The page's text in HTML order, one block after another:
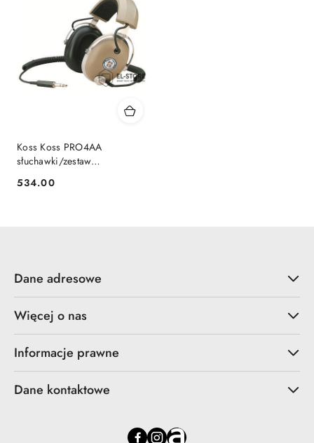
Koss Koss PRO4AA
słuchawki/zestaw
Scena/studio Beżowy, Czarny
Cena:
534.00
Dane adresowe
Więcej o nas
Informacje prawne
Dane kontaktowe